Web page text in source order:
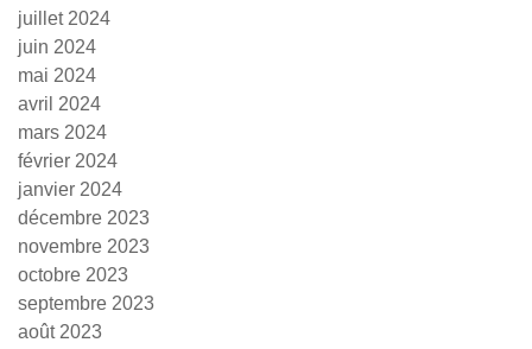
juillet 2024
juin 2024
mai 2024
avril 2024
mars 2024
février 2024
janvier 2024
décembre 2023
novembre 2023
octobre 2023
septembre 2023
août 2023